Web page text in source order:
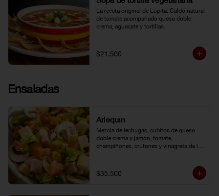
La receta original de Lupita: Caldo natural
de tomate acompañado queso doble
crema, aguacate y tortillas.
$21.500
Ensaladas
Arlequín
Mezcla de lechugas, cubitos de queso
doble crema y jamón, tomate,
champiñones, crutones y vinagreta de la
$35.500